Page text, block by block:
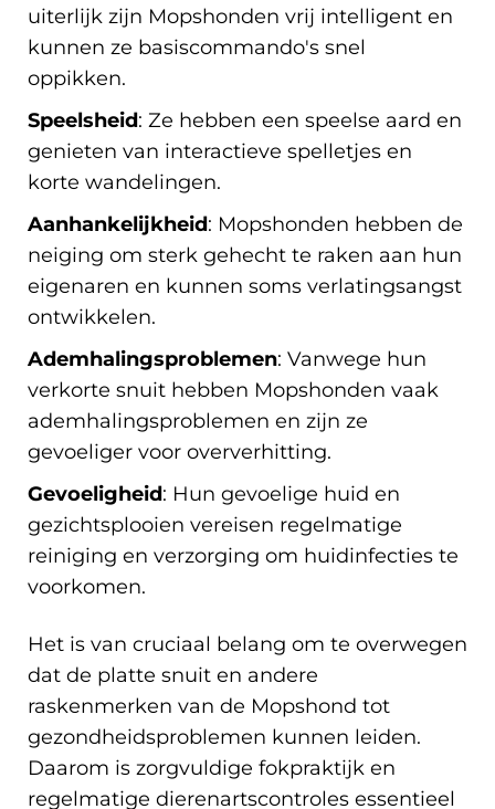
uiterlijk zijn Mopshonden vrij intelligent en
kunnen ze basiscommando's snel
oppikken.
Speelsheid: Ze hebben een speelse aard en
genieten van interactieve spelletjes en
korte wandelingen.
Aanhankelijkheid: Mopshonden hebben de
neiging om sterk gehecht te raken aan hun
eigenaren en kunnen soms verlatingsangst
ontwikkelen.
Ademhalingsproblemen: Vanwege hun
verkorte snuit hebben Mopshonden vaak
ademhalingsproblemen en zijn ze
gevoeliger voor oververhitting.
Gevoeligheid: Hun gevoelige huid en
gezichtsplooien vereisen regelmatige
reiniging en verzorging om huidinfecties te
voorkomen.
Het is van cruciaal belang om te overwegen
dat de platte snuit en andere
raskenmerken van de Mopshond tot
gezondheidsproblemen kunnen leiden.
Daarom is zorgvuldige fokpraktijk en
regelmatige dierenartscontroles essentieel